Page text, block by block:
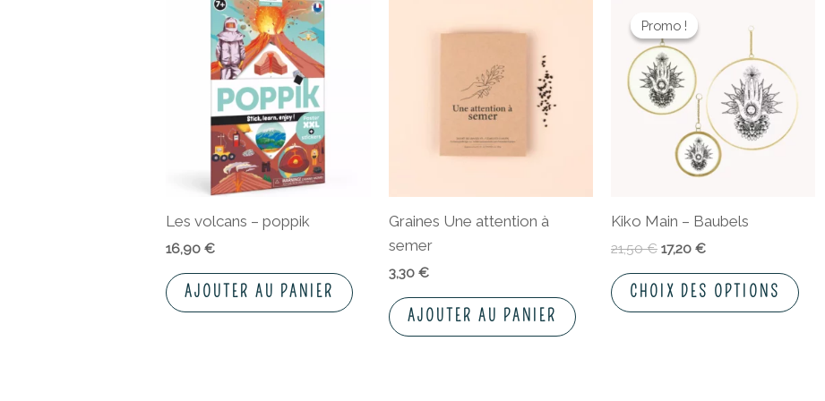
Les volcans – poppik
16,90€
AJOUTER AU PANIER
Graines Une attention à
semer
3,30 €
AJOUTER AU PANIER
Promo !
Promo !
Kiko Main – Baubels
21,50€
initial
était :
21,50 €.
17,20 €
17,20 €.
CHOIX DES OPTIONS
page